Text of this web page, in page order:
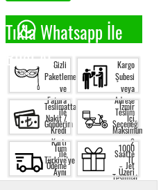
Tıkla Whatsapp İle
Bilgi Al.Gizli
Paketleme
ve
Fatura
ile
Gönderim
Kargo
Şubesi
veya
Adrese
Teslim
Seçeneği
Teslimatta
Nakit /
Kredi
Kartı
ile
Ödeme
İzmir
İçi
Maksimum
2
Saatte
Jet
Teslimat
Tüm
Türkiye'ye
Aynı
Gün
1000
TL
Üzeri
Siparişte